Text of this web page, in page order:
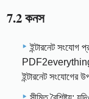
7.2 কনস
ইন্টারনেট সংযোগ
PDF2everything-
ইন্টারনেট সংযোগের